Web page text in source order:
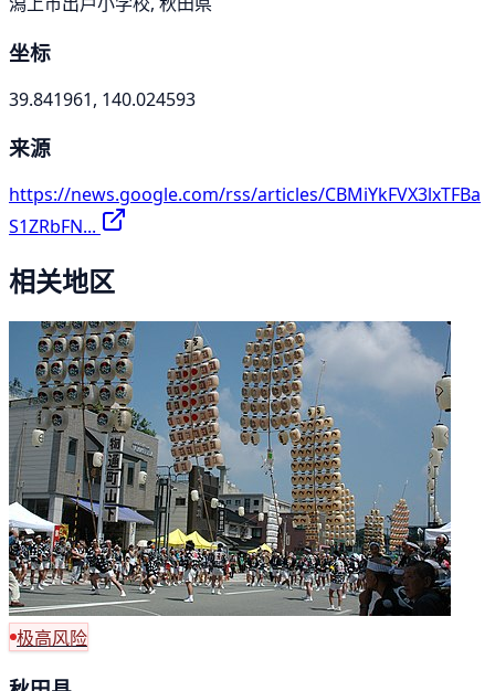
坐标
39.841961, 140.024593
来源
https://news.google.com/rss/articles/CBMiYkFVX3lxTFBa
S1ZRbFN...
相关地区
极高风险